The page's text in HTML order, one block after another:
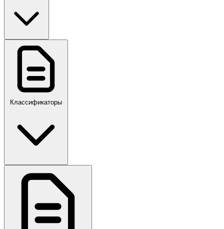
ГОСТ, ГОСТ Р, ПНСТ
ПР,Р,ПМГ,РМГ
Классификаторы